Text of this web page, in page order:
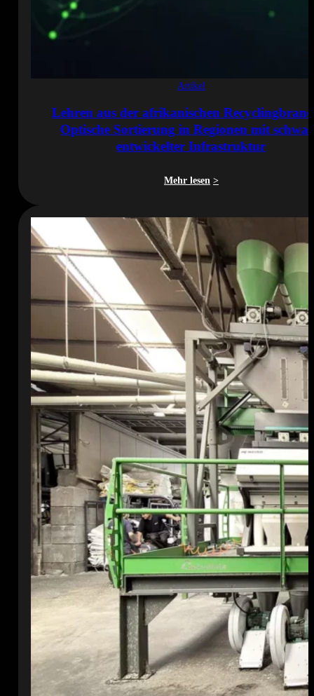
Artikel
Lehren aus der afrikanischen
Optische Sortierung in Regionen mit
entwickelter Infrastruktur
Mehr lesen